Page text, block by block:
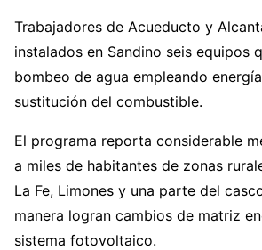
Trabajadores de Acueducto y
instalados en Sandino seis equipos
bombeo de agua empleando
sustitución del combustible.
El programa reporta considerable
a miles de habitantes de zonas
La Fe, Limones y una parte del
manera logran cambios de matriz
sistema fotovoltaico.